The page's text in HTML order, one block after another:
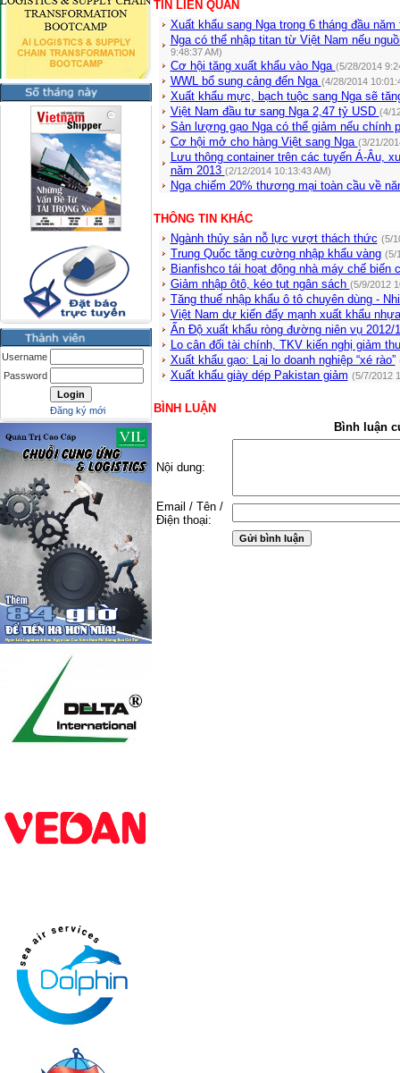
Username
Password
Đăng ký mới
TIN LIÊN QUAN
Xuất khẩu sang Nga trong 6 tháng đầu
Nga có thể nhập titan từ Việt Nam nếu
9:48:37 AM)
Cơ hội tăng xuất khẩu vào Nga (5/28/2014
WWL bổ sung cảng đến Nga (4/28/2014
Xuất khẩu mực, bạch tuộc sang Nga sẽ
Việt Nam đầu tư sang Nga 2,47 tỷ USD (4/
Sản lượng gạo Nga có thể giảm nếu chính
Cơ hội mở cho hàng Việt sang Nga (3/21/
Lưu thông container trên các tuyến Á-Âu,
năm 2013 (2/12/2014 10:13:43 AM)
Nga chiếm 20% thương mại toàn cầu về
THÔNG TIN KHÁC
Ngành thủy sản nỗ lực vượt thách thức (5/
Trung Quốc tăng cường nhập khẩu vàng (5/
Bianfishco tái hoạt động nhà máy chế biến
Giảm nhập ôtô, kéo tụt ngân sách (5/9/2012
Tăng thuế nhập khẩu ô tô chuyên dùng -
Việt Nam dự kiến đẩy mạnh xuất khẩu
Ấn Độ xuất khẩu ròng đường niên vụ 2012/
Lo cân đối tài chính, TKV kiến nghị giảm
Xuất khẩu gạo: Lại lo doanh nghiệp “xé rào”
Xuất khẩu giày dép Pakistan giảm (5/7/2012
BÌNH LUẬN
Bình luận
Nội dung:
Email / Tên /
Điện thoại: